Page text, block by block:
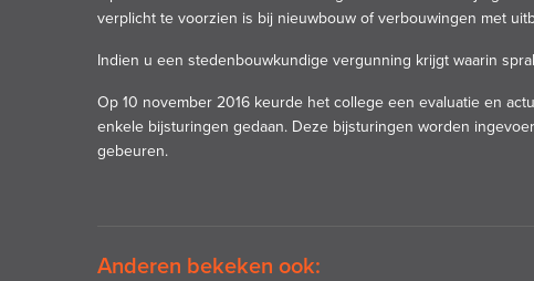
verplicht te voorzien is bij nieuwbouw of verbouwingen met
Indien u een stedenbouwkundige vergunning krijgt waarin
Op 10 november 2016 keurde het college een evaluatie en
enkele bijsturingen gedaan. Deze bijsturingen worden
gebeuren.
Anderen bekeken ook: